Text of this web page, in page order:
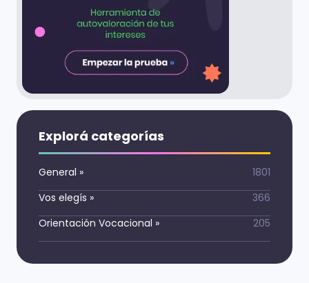
Explorá categorías
General »
1801
Vos elegís »
366
Orientación Vocacional » 205